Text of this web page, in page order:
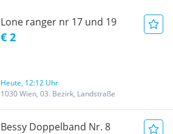
Lone ranger nr 17 und 19
€ 2
Heute, 12:12 Uhr
1030 Wien, 03. Bezirk, Landstraße
Bessy Doppelband Nr. 8